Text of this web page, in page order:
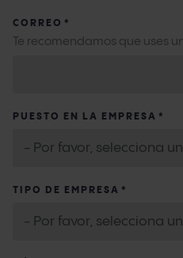
CORREO *
Te recomendamos que uses
PUESTO EN LA EMPRESA *
TIPO DE EMPRESA *